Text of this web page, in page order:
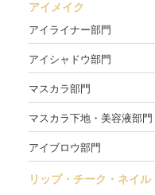
アイメイク
アイライナー部門
アイシャドウ部門
マスカラ部門
マスカラ下地・美容液部門
アイブロウ部門
リップ・チーク・ネイル